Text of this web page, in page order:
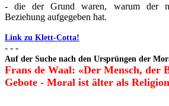
- die der Grund waren, warum der
Beziehung aufgegeben hat.
Link zu Klett-Cotta!
- - -
Auf der Suche nach den Ursprüngen der
Frans de Waal: «Der Mensch, der
Gebote - Moral ist älter als